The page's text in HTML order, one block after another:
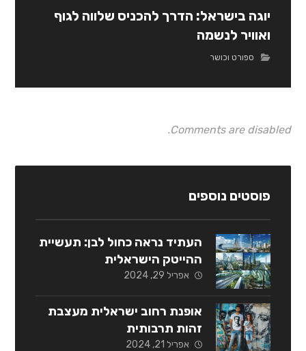
יוגה בישראל: הדרך להכניס שלווה לגוף
ואוויר לנשמה
ספורט וכושר
Comments are disabled.
פוסטים נוספים
העתיד נראה כחול לבן: תעשיית
ההייטק הישראלית
אפריל 29, 2024
אופנת רחוב ישראלית מעצבת
זהות תרבותית
אפריל 21, 2024